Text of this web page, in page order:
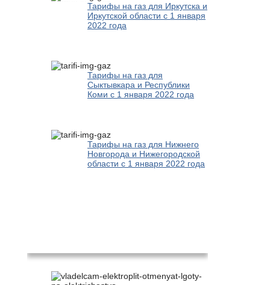
Тарифы на газ для Иркутска и
Иркутской области с 1 января
2022 года
Тарифы на газ для
Сыктывкара и Республики
Коми с 1 января 2022 года
Тарифы на газ для Нижнего
Новгорода и Нижегородской
области с 1 января 2022 года